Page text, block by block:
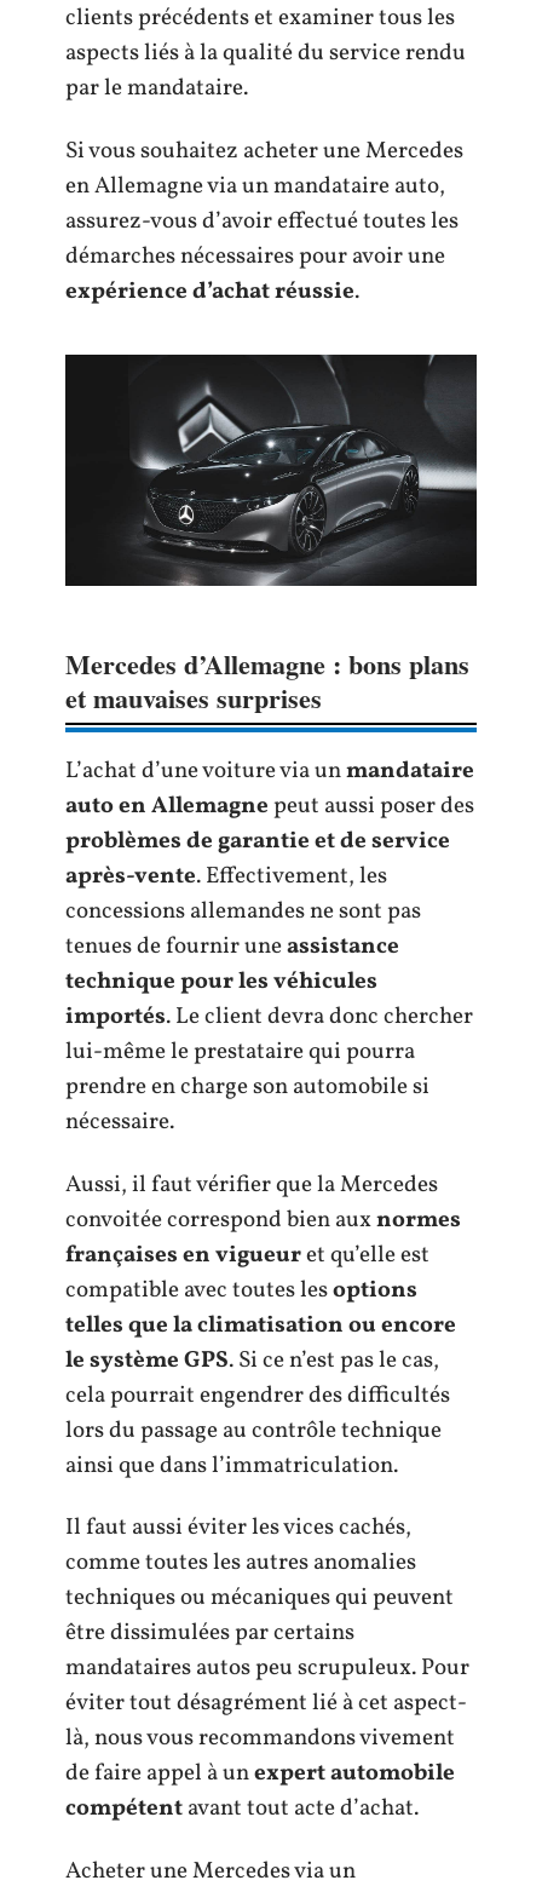
clients précédents et examiner tous les
aspects liés à la qualité du service rendu
par le mandataire.
Si vous souhaitez acheter une Mercedes
en Allemagne via un mandataire auto,
assurez-vous d’avoir effectué toutes les
démarches nécessaires pour avoir une
expérience d’achat réussie.
Mercedes d’Allemagne : bons plans
et mauvaises surprises
L’achat d’une voiture via unmandataire
auto en Allemagnepeut aussi poser des
problèmes de garantie et de service
après-vente. Effectivement, les
concessions allemandes ne sont pas
tenues de fournir uneassistance
technique pour les véhicules
importés. Le client devra donc chercher
lui-même le prestataire qui pourra
prendre en charge son automobile si
nécessaire.
Aussi, il faut vérifier que la Mercedes
convoitée correspond bien auxnormes
françaises en vigueuret qu’elle est
compatible avec toutes lesoptions
telles que la climatisation ou encore
le système GPS. Si ce n’est pas le cas,
cela pourrait engendrer des difficultés
lors du passage au contrôle technique
ainsi que dans l’immatriculation.
Il faut aussi éviter les vices cachés,
comme toutes les autres anomalies
techniques ou mécaniques qui peuvent
être dissimulées par certains
mandataires autos peu scrupuleux. Pour
éviter tout désagrément lié à cet aspect-
là, nous vous recommandons vivement
de faire appel à unexpert automobile
compétentavant tout acte d’achat.
Acheter une Mercedes via un